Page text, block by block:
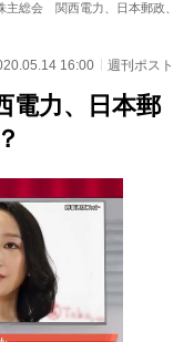
主総会 関西電力、日本郵政、レ
16:00 週刊ポスト
力、日本郵